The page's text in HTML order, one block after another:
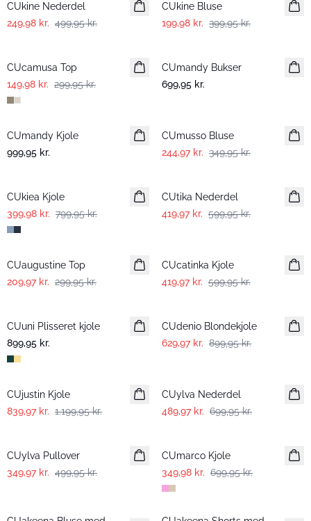
CUkine Nederdel
249,98 kr. 499,95 kr.
CUkine Bluse
199,98 kr. 399,95 kr.
CUcamusa Top
149,98 kr. 299,95 kr.
CUmandy Bukser
699,95 kr.
CUmandy Kjole
999,95 kr.
CUmusso Bluse
244,97 kr. 349,95 kr.
CUkiea Kjole
399,98 kr. 799,95 kr.
CUtika Nederdel
419,97 kr. 599,95 kr.
-30%
CUaugustine Top
209,97 kr. 299,95 kr.
CUcatinka Kjole
419,97 kr. 599,95 kr.
Nyhed
CUuni Plisseret kjole
899,95 kr.
CUdenio Blondekjole
629,97 kr. 899,95 kr.
-30%
CUjustin Kjole
839,97 kr. 1.199,95 kr.
CUylva Nederdel
489,97 kr. 699,95 kr.
CUylva Pullover
349,97 kr. 499,95 kr.
CUmarco Kjole
349,98 kr. 699,95 kr.
-30%